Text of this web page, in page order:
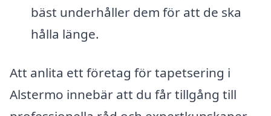
bäst underhåller dem för att de ska
hålla länge.
Att anlita ett företag för tapetsering i
Alstermo innebär att du får tillgång till